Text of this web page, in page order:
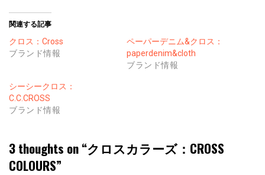
関連する記事
クロス：Cross
ブランド情報
ペーパーデニム&クロス：
paperdenim&cloth
ブランド情報
シーシークロス：
C.C.CROSS
ブランド情報
3 thoughts on “クロスカラーズ：CROSS
COLOURS”